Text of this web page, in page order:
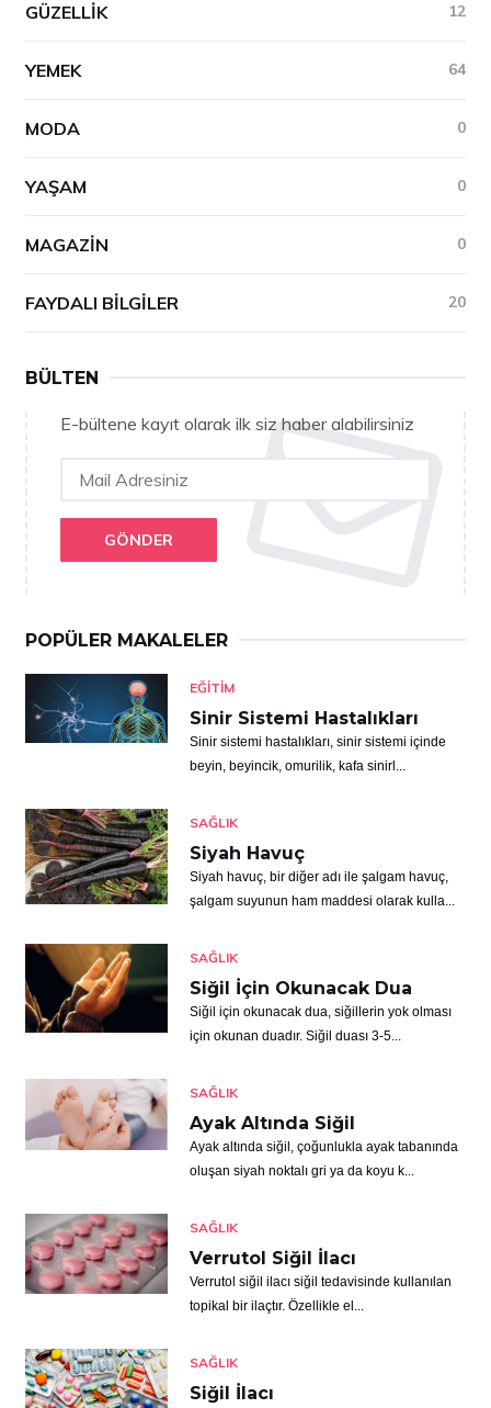
GÜZELLIK 12
YEMEK 64
MODA 0
YAŞAM 0
MAGAZIN 0
FAYDALI BILGILER 20
BÜLTEN
E-bültene kayıt olarak ilk siz haber alabilirsiniz
GÖNDER
POPÜLER MAKALELER
EĞITIM
Sinir Sistemi Hastalıkları
Sinir sistemi hastalıkları, sinir sistemi içinde
beyin, beyincik, omurilik, kafa sinirl...
SAĞLIK
Siyah Havuç
Siyah havuç, bir diğer adı ile şalgam havuç,
şalgam suyunun ham maddesi olarak kulla...
SAĞLIK
Siğil İçin Okunacak Dua
Siğil için okunacak dua, siğillerin yok olması
için okunan duadır. Siğil duası 3-5...
SAĞLIK
Ayak Altında Siğil
Ayak altında siğil, çoğunlukla ayak tabanında
oluşan siyah noktalı gri ya da koyu k...
SAĞLIK
Verrutol Siğil İlacı
Verrutol siğil ilacı siğil tedavisinde kullanılan
topikal bir ilaçtır. Özellikle el...
SAĞLIK
Siğil İlacı